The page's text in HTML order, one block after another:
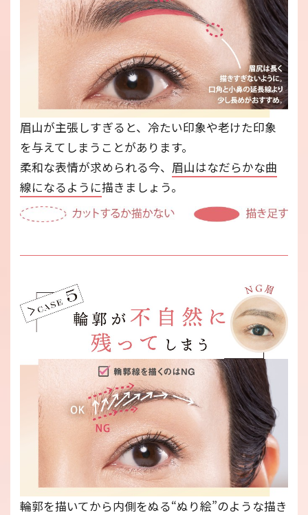
眉山が主張しすぎると、冷たい印象や老けた印象
を与えてしまうことがあります。
柔和な表情が求められる今、 眉山はなだらかな曲
線になるように描きましょう。
輪郭を描いてから内側をぬる“ぬり絵”のような描き